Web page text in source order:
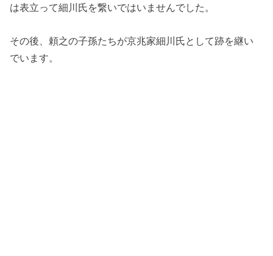
は表立って細川氏を繋いではいませんでした。
その後、頼之の子孫たちが京兆家細川氏として跡を継い
でいます。